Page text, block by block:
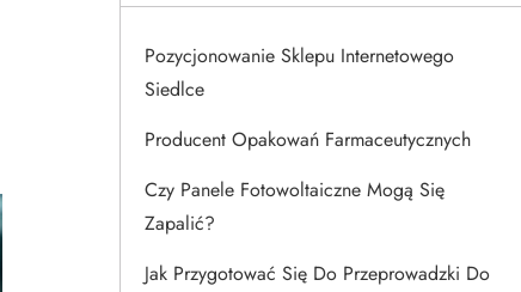
Pozycjonowanie Sklepu Internetowego
Siedlce
Producent Opakowań Farmaceutycznych
Czy Panele Fotowoltaiczne Mogą Się
Zapalić?
Jak Przygotować Się Do Przeprowadzki Do